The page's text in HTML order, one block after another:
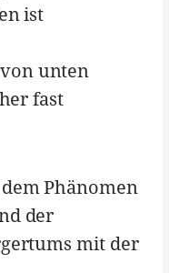
ist
unten
fast
Phänomen
der
mit der